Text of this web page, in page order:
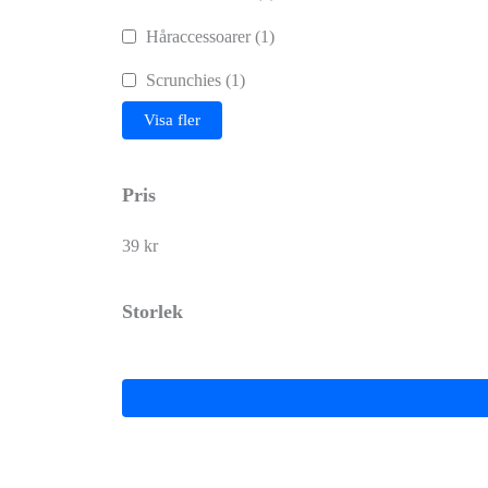
Håraccessoarer (1)
Scrunchies (1)
Visa fler
Pris
39 kr
Storlek